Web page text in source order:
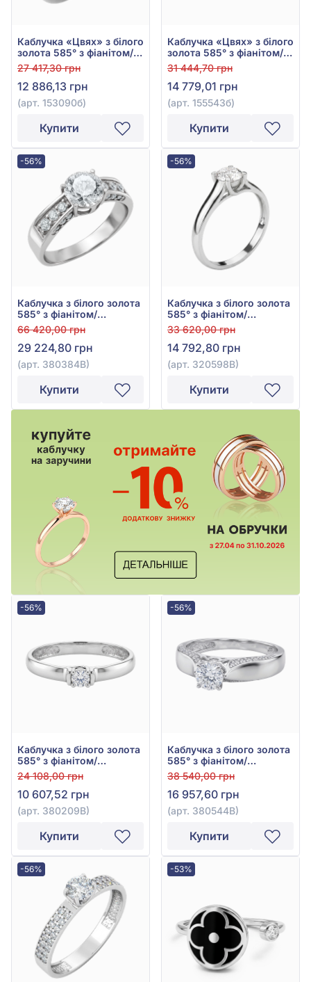
Каблучка «Цвях» з білого
золота 585° з фіанітом/
куб.цирконієм, арт.
153090б
27 417,30 грн
12 886,13 грн
(арт. 153090б)
Купити
Каблучка «Цвях» з білого
золота 585° з фіанітом/
куб.цирконієм, арт.
155543б
31 444,70 грн
14 779,01 грн
(арт. 155543б)
Купити
-56%
Каблучка з білого золота
585° з фіанітом/
куб.цирконієм, арт.
380384В
66 420,00 грн
29 224,80 грн
(арт. 380384В)
Купити
-56%
Каблучка з білого золота
585° з фіанітом/
куб.цирконієм, арт.
320598В
33 620,00 грн
14 792,80 грн
(арт. 320598В)
Купити
-56%
Каблучка з білого золота
585° з фіанітом/
куб.цирконієм, арт.
380209В
24 108,00 грн
10 607,52 грн
(арт. 380209В)
Купити
-56%
Каблучка з білого золота
585° з фіанітом/
куб.цирконієм, арт.
380544В
38 540,00 грн
16 957,60 грн
(арт. 380544В)
Купити
-56% -53%